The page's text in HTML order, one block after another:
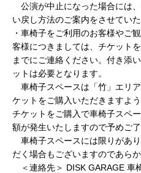
公演が中止になった場合には
い戻し方法のご案内をさせていた
・車椅子をご利用のお客様やご
客様につきましては、チケット
までにご連絡ください。付き添
ットは必要となります。
車椅子スペースは「竹」エリ
ケットをご購入いただきますよ
チケットをご購入で車椅子スペ
額が発生いたしますので予めご了
車椅子スペースには限りがあ
だく場合もございますのであら
＜連絡先＞ DISK GARAGE 車